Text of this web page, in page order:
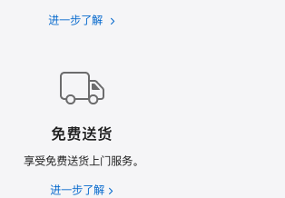
进一步了解
Apple
划
免费送货
享受免费送货上门服务。
进一步了解 免